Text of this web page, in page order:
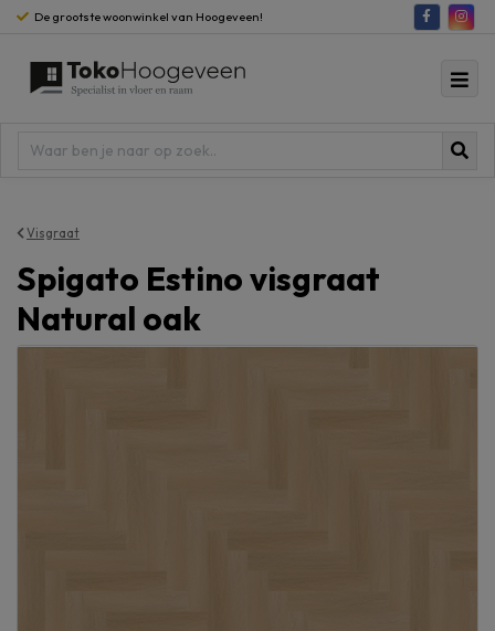
De grootste woonwinkel van Hoogeveen!
Visgraat
Spigato Estino visgraat
Natural oak